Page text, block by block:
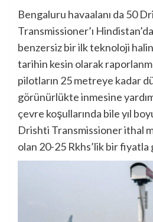
Bengaluru havaalanı da 50
Transmissioner’ı
benzersiz bir ilk teknoloji
tarihin kesin olarak
pilotların 25 metreye kadar
görünürlükte inmesine
çevre koşullarında bile yıl
Drishti Transmissioner ithal
olan 20-25 Rkhs’lik bir fiyatla